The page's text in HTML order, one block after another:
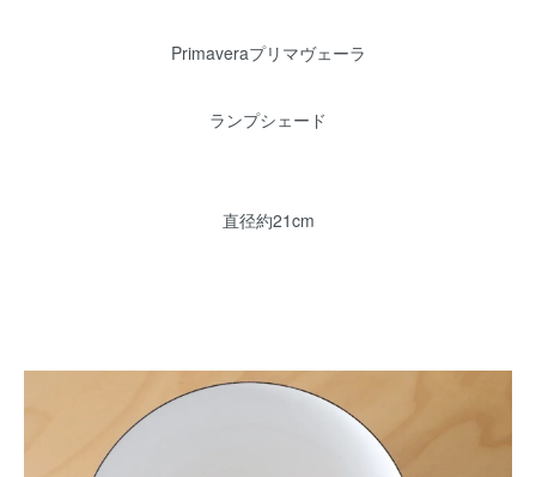
Primaveraプリマヴェーラ
ランプシェード
直径約21cm